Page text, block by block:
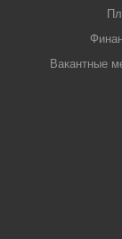
Вакантные